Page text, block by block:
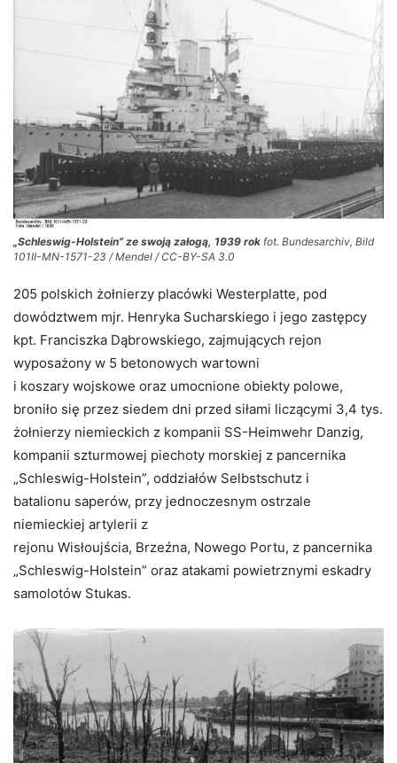
„Schleswig-Holstein” ze swoją załogą, 1939 rok fot. Bundesarchiv, Bild
101II-MN-1571-23 / Mendel / CC-BY-SA 3.0
205 polskich żołnierzy placówki Westerplatte, pod
dowództwem mjr. Henryka Sucharskiego i jego zastępcy
kpt. Franciszka Dąbrowskiego, zajmujących rejon
wyposażony w 5 betonowych wartowni
i koszary wojskowe oraz umocnione obiekty polowe,
broniło się przez siedem dni przed siłami liczącymi 3,4 tys.
żołnierzy niemieckich z kompanii SS-Heimwehr Danzig,
kompanii szturmowej piechoty morskiej z pancernika
„Schleswig-Holstein”, oddziałów Selbstschutz i
batalionu saperów, przy jednoczesnym ostrzale
niemieckiej artylerii z
rejonu Wisłoujścia, Brzeźna, Nowego Portu, z pancernika
„Schleswig-Holstein” oraz atakami powietrznymi eskadry
samolotów Stukas.